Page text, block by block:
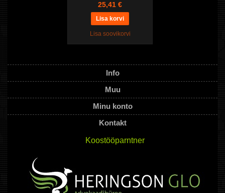
25,41 €
Lisa soovikorvi
Info
Muu
Minu konto
Kontakt
Koostööparntner